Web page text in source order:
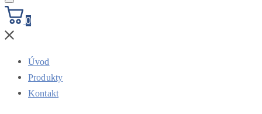
Toggle
navigation
0
Úvod
Produkty
Kontakt